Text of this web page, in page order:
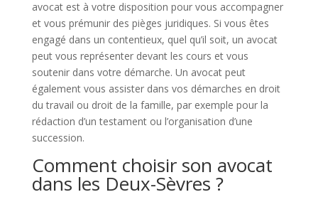
avocat est à votre disposition pour vous accompagner
et vous prémunir des pièges juridiques. Si vous êtes
engagé dans un contentieux, quel qu’il soit, un avocat
peut vous représenter devant les cours et vous
soutenir dans votre démarche. Un avocat peut
également vous assister dans vos démarches en droit
du travail ou droit de la famille, par exemple pour la
rédaction d’un testament ou l’organisation d’une
succession.
Comment choisir son avocat
dans les Deux-Sèvres ?